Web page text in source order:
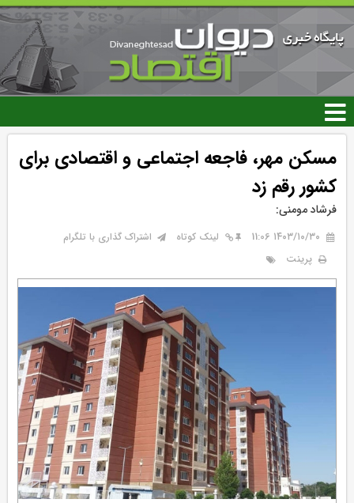
رفتن
محتوای
اصلی
مسکن مهر، فاجعه اجتماعی و اقتصادی برای
کشور رقم زد
فرشاد مومنی:
۱۴۰۳/۱۰/۳۰ 11:06 لینک کوتاه اشتراک گذاری با تلگرام
پرینت